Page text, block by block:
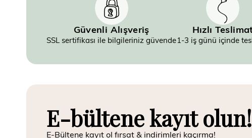
Güvenli Alışveriş
SSL sertifikası ile bilgileriniz güvende
Hızlı
1-3 iş günü içinde
E-bültene kayıt olun!
E-Bültene kayıt ol fırsat & indirimleri kaçırma!